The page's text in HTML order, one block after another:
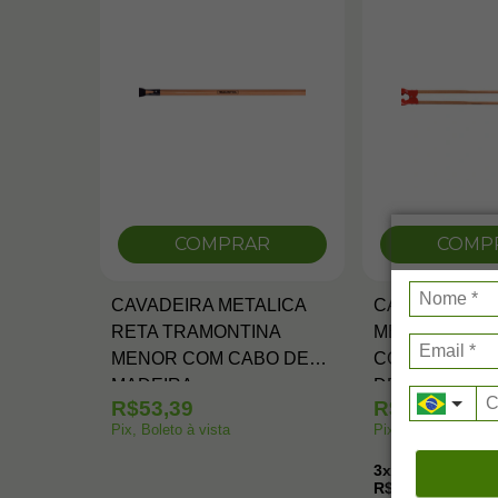
COMPRAR
CAVADEIRA METALICA
RETA TRAMONTINA
MENOR COM CABO DE
MADEIRA
R$53,39
Pix, Boleto à vista
CAVADEIRA
METALICA
COM CABO
DE 180 CM
R$147,78
Pix, Boleto à vista
3x
R$52,40